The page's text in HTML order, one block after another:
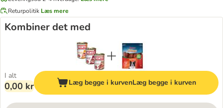
Returpolitik Læs mere
Kombiner det med
I alt
0,00 kr Læg begge i kurvenLæg begge i kurven